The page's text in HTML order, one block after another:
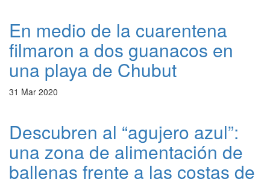
En medio de la cuarentena
filmaron a dos guanacos en
una playa de Chubut
31 Mar 2020
Descubren al “agujero azul”:
una zona de alimentación de
ballenas frente a las costas de